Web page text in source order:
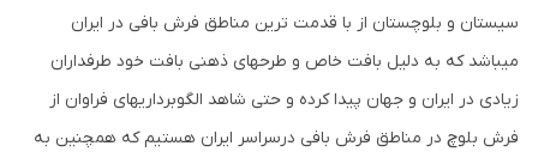
سیستان و بلوچستان از با قدمت ترین مناطق فرش بافی در ایران
میباشد که به دلیل بافت خاص و طرحهای ذهنی بافت خود طرفداران
زیادی در ایران و جهان پیدا کرده و حتی شاهد الگوبرداریهای فراوان از
فرش بلوچ در مناطق فرش بافی درسراسر ایران هستیم که همچنین به